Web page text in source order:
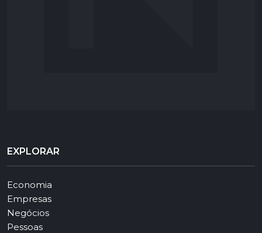
EXPLORAR
Economia
Empresas
Negócios
Pessoas